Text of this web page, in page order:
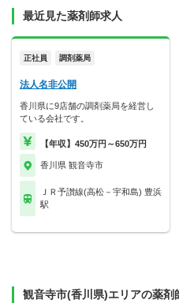
最近見た薬剤師求人
正社員 調剤薬局
法人名非公開
香川県に9店舗の調剤薬局を経営し
ている会社です。
【年収】450万円～650万円
香川県 観音寺市
ＪＲ予讃線(高松－宇和島) 豊浜
駅
観音寺市(香川県)エリアの薬剤